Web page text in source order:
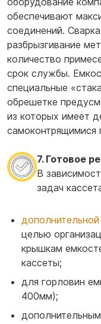
обеспечивают
соединений.
разбрызгивание
количество
срок службы.
специальные
обрешетке
из которых имеет
самоконтрящимися
7. Готовое
В
задач
целью
крышкам
кассеты;
для горловин
400мм);